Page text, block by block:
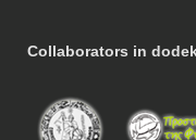
Collaborators in